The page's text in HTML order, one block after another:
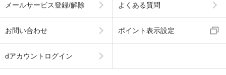
メールサービス登録/解除 よくある質問
お問い合わせ ポイント表示設定
dアカウントログイン